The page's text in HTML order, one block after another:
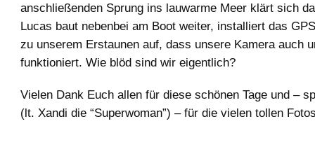
anschließenden Sprung ins lauwarme Meer klärt sich
Lucas baut nebenbei am Boot weiter, installiert das
zu unserem Erstaunen auf, dass unsere Kamera auch
funktioniert. Wie blöd sind wir eigentlich?
Vielen Dank Euch allen für diese schönen Tage und –
(lt. Xandi die “Superwoman”) – für die vielen tollen